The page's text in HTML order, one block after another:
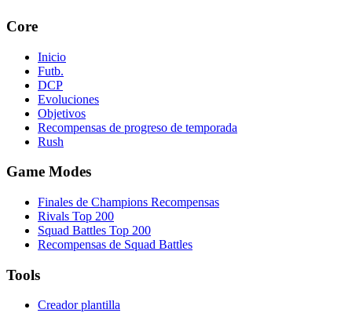
Core
Inicio
Futb.
DCP
Evoluciones
Objetivos
Recompensas de progreso de temporada
Rush
Game Modes
Finales de Champions Recompensas
Rivals Top 200
Squad Battles Top 200
Recompensas de Squad Battles
Tools
Creador plantilla